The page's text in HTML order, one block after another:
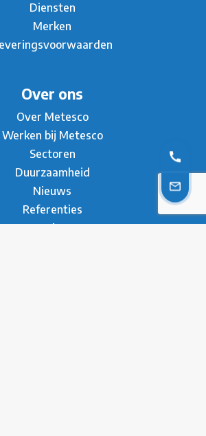
Diensten
Merken
Over ons
Over Metesco
Werken bij Metesco
Sectoren
Duurzaamheid
Nieuws
Referenties
Brochure